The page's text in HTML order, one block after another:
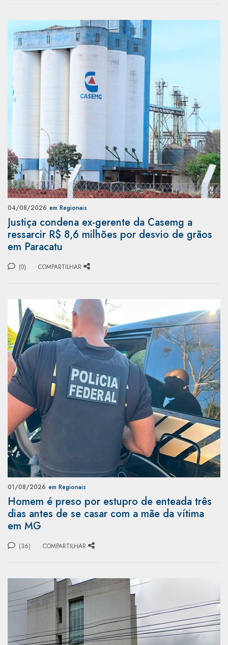
04/08/2026 em Regionais
Justiça condena ex-gerente da Casemg a
ressarcir R$ 8,6 milhões por desvio de grãos
em Paracatu
(0) COMPARTILHAR
01/08/2026 em Regionais
Homem é preso por estupro de enteada três
dias antes de se casar com a mãe da vítima
em MG
(36) COMPARTILHAR